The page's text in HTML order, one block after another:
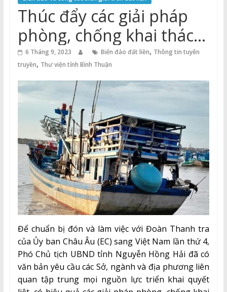
Thuận
Cổng
Vào
Tri
Thức
Thúc đẩy các giải pháp
phòng, chống khai thác
IUU trên địa bàn tỉnh
6 Tháng 9, 2023 Biển đảo đất liền, Thông tin tuyên
truyền, Thư viện tỉnh Bình Thuận
Để chuẩn bị đón và làm việc với Đoàn Thanh tra
của Ủy ban Châu Âu (EC) sang Việt Nam lần thứ 4,
Phó Chủ tịch UBND tỉnh Nguyễn Hồng Hải đã có
văn bản yêu cầu các Sở, ngành và địa phương liên
quan tập trung mọi nguồn lực triển khai quyết